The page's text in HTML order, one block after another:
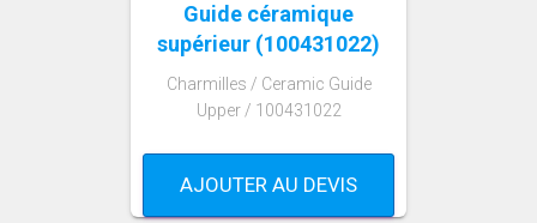
Guide céramique
supérieur (100431022)
Charmilles / Ceramic Guide
Upper / 100431022
AJOUTER AU DEVIS